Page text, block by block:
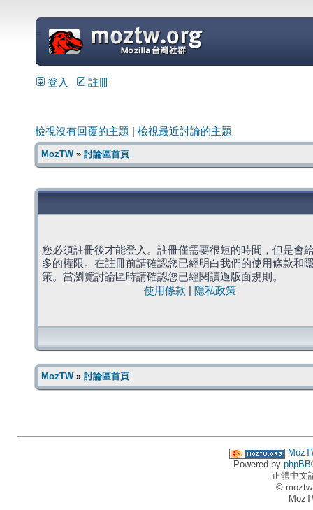
=
登入 註冊
檢視沒有回覆的主題 檢視最近討論的主題
MozTW» 討論區首頁
您必須註冊後才能登入。註冊僅需要很短的時間，但是會
多的權限。在註冊前請確認您已經明白我們的使用條款和
策。當瀏覽討論區時請確認您已經閱讀過版面規則。
使用條款
隱私政策
MozTW» 討論區首頁
Powered by phpBB
正體中文
©